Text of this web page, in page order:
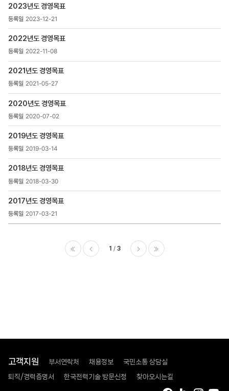
첨부파일
,
조회수
2023년도 경영목표
2023-12-21
2022년도 경영목표
2022-11-08
2021년도 경영목표
2021-05-27
2020년도 경영목표
2020-07-02
2019년도 경영목표
2019-03-14
2018년도 경영목표
2018-03-30
2017년도 경영목표
2017-03-21
1 3
고객지원 부서연락처 채용정보 국민소통 상담실
퇴직/경력증명서 한국전력기술 방문신청 찾아오시는길